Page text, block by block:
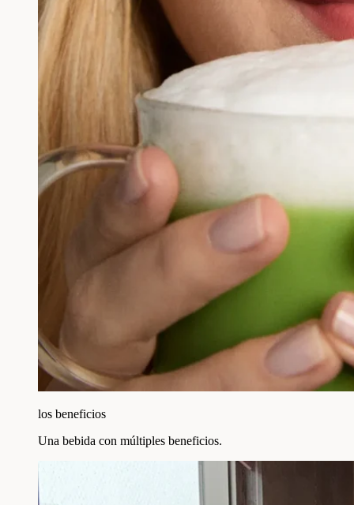
los beneficios
Una bebida con múltiples beneficios.